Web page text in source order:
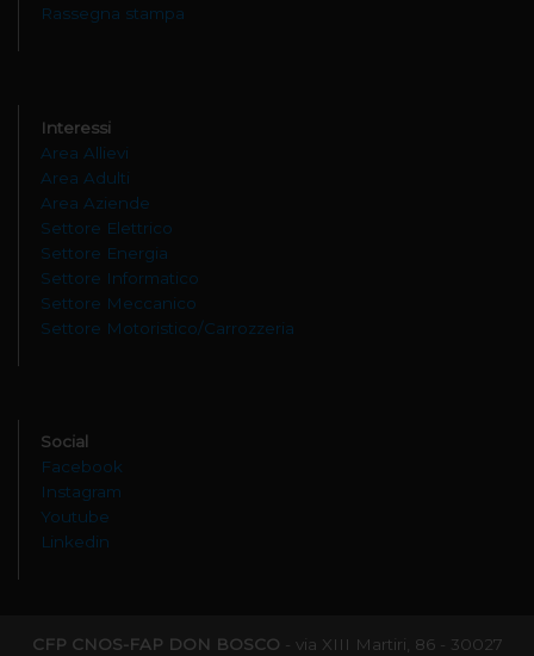
Rassegna stampa
Interessi
Area Allievi
Area Adulti
Area Aziende
Settore Elettrico
Settore Energia
Settore Informatico
Settore Meccanico
Settore Motoristico/Carrozzeria
Social
Facebook
Instagram
Youtube
Linkedin
CFP CNOS-FAP DON BOSCO - via XIII Martiri, 86 - 30027